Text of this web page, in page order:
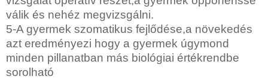
válik és nehéz megvizsgálni.
5-A gyermek szomatikus fejlődése,a növekedés
azt eredményezi hogy a gyermek úgymond
minden pillanatban más biológiai értékrendbe
sorolható